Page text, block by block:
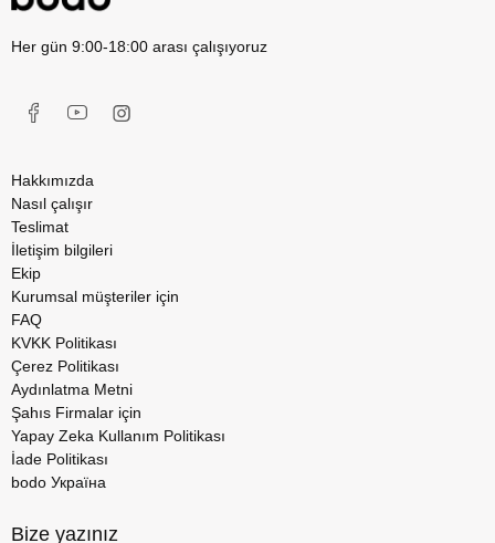
Her gün 9:00-18:00 arası çalışıyoruz
Hakkımızda
Nasıl çalışır
Teslimat
İletişim bilgileri
Ekip
Kurumsal müşteriler için
FAQ
KVKK Politikası
Çerez Politikası
Aydınlatma Metni
Şahıs Firmalar için
Yapay Zeka Kullanım Politikası
İade Politikası
bodo Україна
Bize yazınız